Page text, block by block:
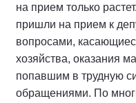
на прием только
пришли на прием к
вопросами,
хозяйства, оказания
попавшим в трудную
обращениями. По